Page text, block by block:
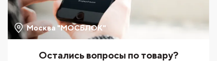
Москва "МОСБЛОК"
Остались вопросы по товару?